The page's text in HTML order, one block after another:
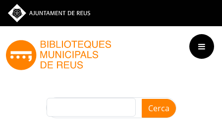
Vés al contingut
Ves a la web de l'Ajuntament de Reus